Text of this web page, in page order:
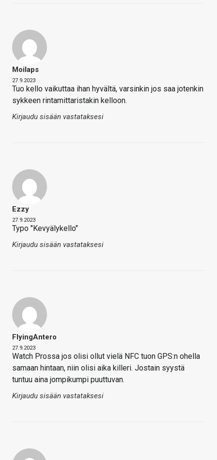
Moilaps
27.9.2023
Tuo kello vaikuttaa ihan hyvältä, varsinkin jos saa jotenkin
sykkeen rintamittaristakin kelloon.
Kirjaudu sisään vastataksesi
Ezzy
27.9.2023
Typo "Kevyälykello"
Kirjaudu sisään vastataksesi
FlyingAntero
27.9.2023
Watch Prossa jos olisi ollut vielä NFC tuon GPS:n ohella
samaan hintaan, niin olisi aika killeri. Jostain syystä
tuntuu aina jompikumpi puuttuvan.
Kirjaudu sisään vastataksesi